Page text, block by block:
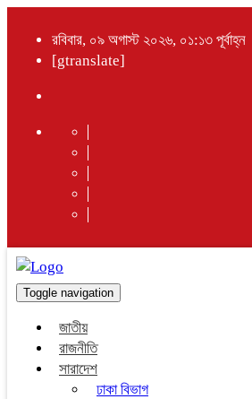
রবিবার, ০৯ অগাস্ট ২০২৬, ০১:১৩ পূর্বাহ্ন
[gtranslate]
Toggle navigation
জাতীয়
রাজনীতি
সারাদেশ
ঢাকা বিভাগ